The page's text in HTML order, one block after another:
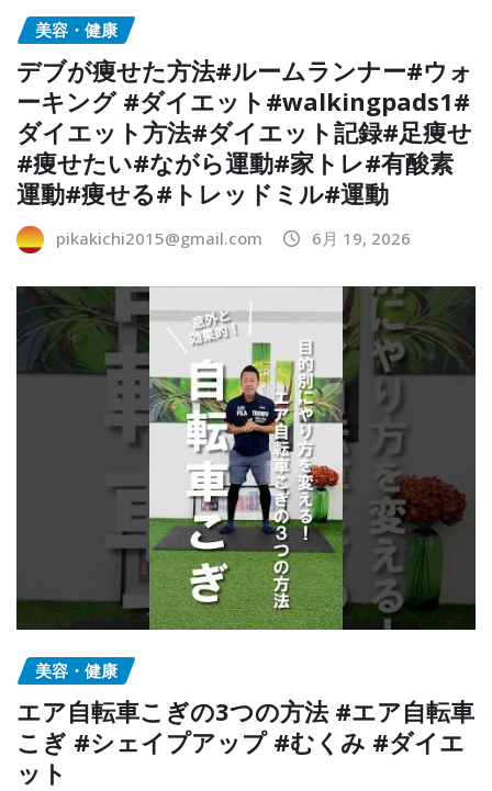
美容・健康
デブが痩せた方法#ルームランナー#ウォ
ーキング #ダイエット#walkingpads1#
ダイエット方法#ダイエット記録#足痩せ
#痩せたい#ながら運動#家トレ#有酸素
運動#痩せる#トレッドミル#運動
pikakichi2015@gmail.com 6月 19, 2026
美容・健康
エア自転車こぎの3つの方法 #エア自転車
こぎ #シェイプアップ #むくみ #ダイエ
ット